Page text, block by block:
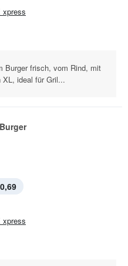
xpress
Burger frisch, vom Rind, mit
ideal für Gril...
xpress